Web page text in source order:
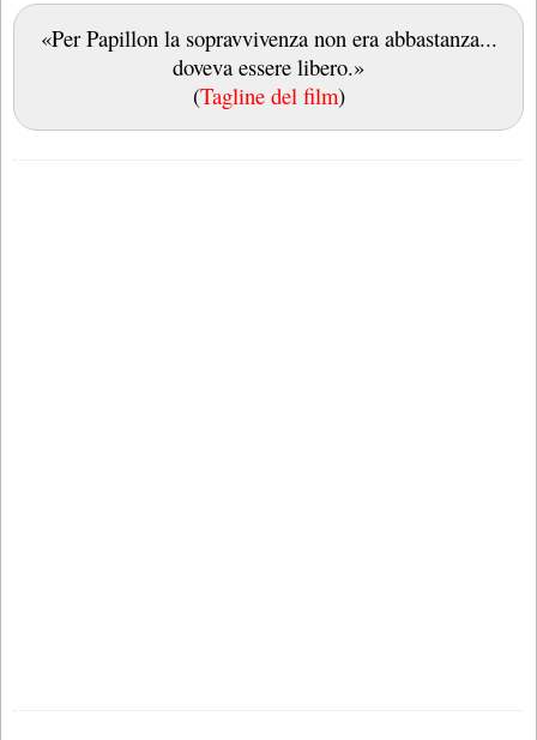
«Per Papillon la sopravvivenza non era abbastanza...
doveva essere libero.»
(Tagline del film)